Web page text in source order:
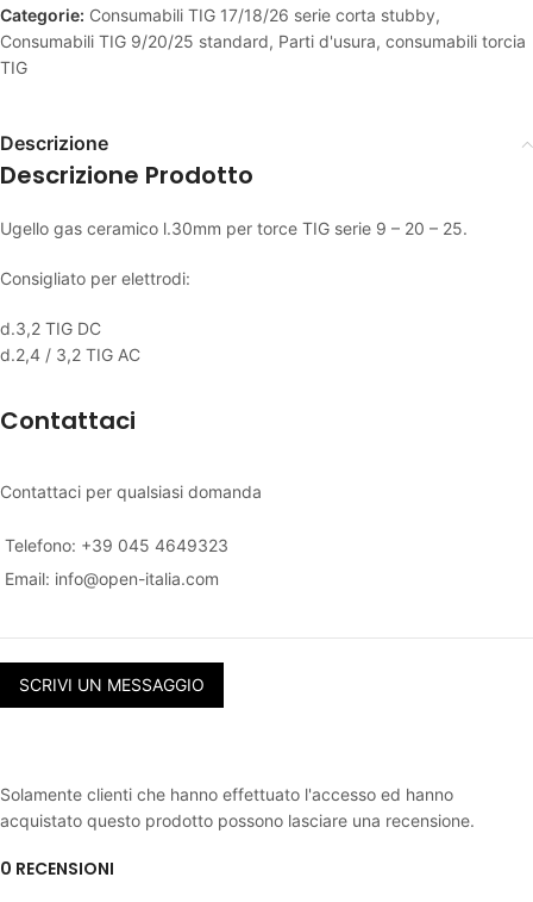
Categorie: Consumabili TIG 17/18/26 serie corta stubby,
Consumabili TIG 9/20/25 standard, Parti d'usura, consumabili torcia
TIG
Descrizione
Descrizione Prodotto
Ugello gas ceramico l.30mm per torce TIG serie 9 – 20 – 25.
Consigliato per elettrodi:
d.3,2 TIG DC
d.2,4 / 3,2 TIG AC
Contattaci
Contattaci per qualsiasi domanda
SCRIVI UN MESSAGGIO
Telefono: +39 045 4649323
Email: info@open-italia.com
0 RECENSIONI
Solamente clienti che hanno effettuato l'accesso ed hanno
acquistato questo prodotto possono lasciare una recensione.